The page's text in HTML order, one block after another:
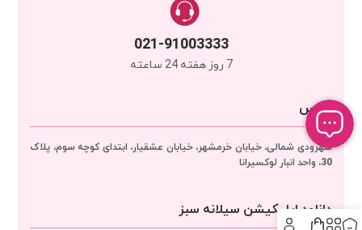
021-91003333
7 روز هفته 24 ساعته
آدرس
سهرودی شمالی، خیابان خرمشهر، خیابان عشقیار، ابتدای کوچه سوم، پلاک
30، واحد انبار
لوکسیرانا
دانلود اپلیکیشن سیلانه سبز